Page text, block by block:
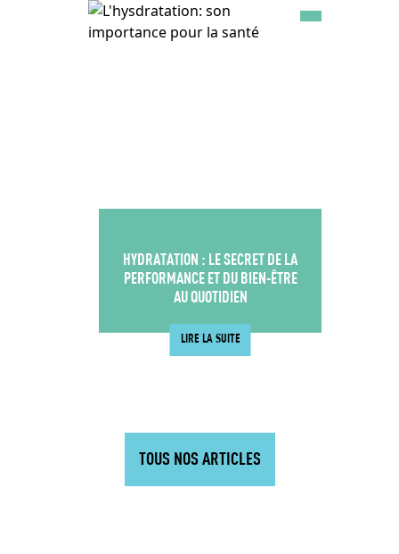
HYDRATATION : LE SECRET DE LA
PERFORMANCE ET DU BIEN-ÊTRE
AU QUOTIDIEN
LIRE LA SUITE
TOUS NOS ARTICLES